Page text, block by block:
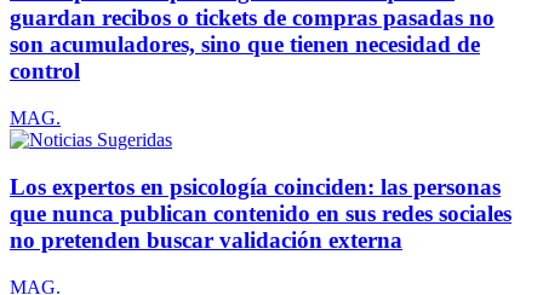
guardan recibos o tickets de compras pasadas no
son acumuladores, sino que tienen necesidad de
control
MAG.
Los expertos en psicología coinciden: las personas
que nunca publican contenido en sus redes sociales
no pretenden buscar validación externa
MAG.